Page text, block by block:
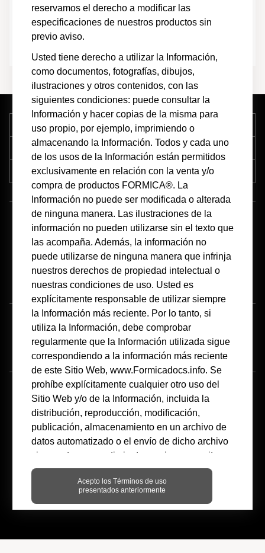
Otras certificaciones
Fabricación
Empresa
Soporte
Recursos
(55)1328-3002
Acceso para Distribuidores
Condiciones de Uso Política de Privacidad Aviso de Cookies
Formica ® , el logo del Yunque de Formica ® , the Anvil ® ®
Envisualizer ®, Formica Infiniti® , Formica Ligna ®, Formica Surfaces. For Real
Homapal® , IdealEdge® , Intentek® , SurfaceSet®, y Vivix®son marcas comerciales
registradas de The Diller Corporation. 1-800-FORMICA™, Etchings™, Formica
Envision™, ChalkAble™, Premiumfx™, Living Impressions™,InDepth Surfacing™,
SatinTouch™, Radiance™, Etchings™, MicroDot™, Sculpted™, Scovato™,
© 2025 Formica Corporation
reservamos el derecho a modificar las
especificaciones de nuestros productos sin
previo aviso.
Usted tiene derecho a utilizar la Información,
como documentos, fotografías, dibujos,
ilustraciones y otros contenidos, con las
siguientes condiciones: puede consultar la
Información y hacer copias de la misma para
uso propio, por ejemplo, imprimiendo o
almacenando la Información. Todos y cada uno
de los usos de la Información están permitidos
exclusivamente en relación con la venta y/o
compra de productos FORMICA®. La
Información no puede ser modificada o alterada
de ninguna manera. Las ilustraciones de la
información no pueden utilizarse sin el texto que
las acompaña. Además, la información no
puede utilizarse de ninguna manera que infrinja
nuestros derechos de propiedad intelectual o
nuestras condiciones de uso. Usted es
explícitamente responsable de utilizar siempre
la Información más reciente. Por lo tanto, si
utiliza la Información, debe comprobar
regularmente que la Información utilizada sigue
correspondiendo a la información más reciente
de este Sitio Web, www.Formicadocs.info. Se
prohíbe explícitamente cualquier otro uso del
Sitio Web y/o de la Información, incluida la
distribución, reproducción, modificación,
publicación, almacenamiento en un archivo de
datos automatizado o el envío de dicho archivo
sin nuestro consentimiento previo por escrito.
No somos responsables (ni contractual ni
extracontractualmente) de ningún daño
derivado o relacionado con el uso de la
Acepto los Términos de uso
presentados anteriormente